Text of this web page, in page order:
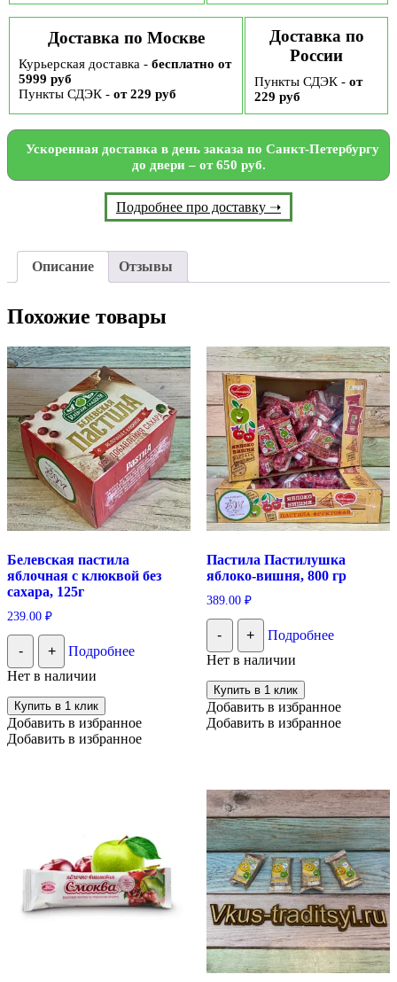
Доставка по Москве
Курьерская доставка - бесплатно от
5999 руб
Пункты СДЭК - от 229 руб
Доставка по
России
Пункты СДЭК - от
229 руб
Ускоренная доставка в день заказа по Санкт-Петербургу
до двери – от 650 руб.
Подробнее про доставку ➝
Описание Отзывы
Похожие товары
Белевская пастила
яблочная с клюквой без
сахара, 125г
239.00 ₽
- +
Подробнее
Нет в наличии
Купить в 1 клик
Добавить в избранное
Добавить в избранное
Пастила Пастилушка
яблоко-вишня, 800 гр
389.00 ₽
- +
Подробнее
Нет в наличии
Купить в 1 клик
Добавить в избранное
Добавить в избранное